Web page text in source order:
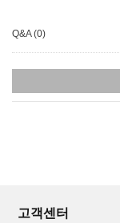
Q&A (0)
고객센터